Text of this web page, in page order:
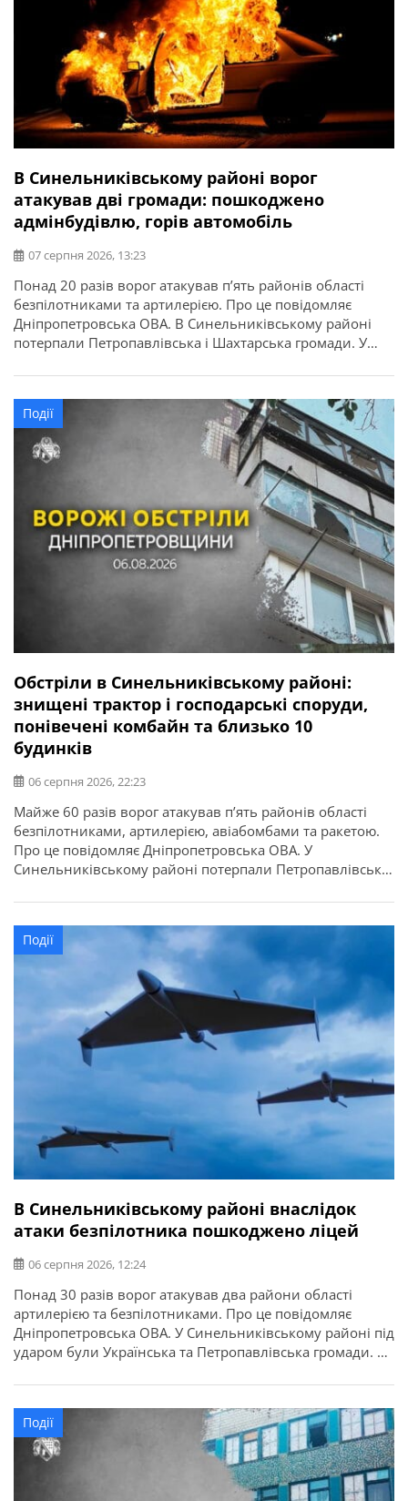
В Синельниківському районі ворог
атакував дві громади: пошкоджено
адмінбудівлю, горів автомобіль
07 серпня 2026, 13:23
Понад 20 разів ворог атакував п’ять районів області
безпілотниками та артилерією. Про це повідомляє
Дніпропетровська ОВА. В Синельниківському районі
потерпали Петропавлівська і Шахтарська громади. У
авто. У Шахтарській громаді пошкоджено
адміністративну будівлю. Люди не постраждали.
Події
Обстріли в Синельниківському районі:
знищені трактор і господарські споруди,
понівечені комбайн та близько 10
будинків
06 серпня 2026, 22:23
Майже 60 разів ворог атакував п’ять районів області
безпілотниками, артилерією, авіабомбами та ракетою.
Про це повідомляє Дніпропетровська ОВА. У
Синельниківському районі потерпали Петропавлівська,
господарські споруди. Понівечені комбайн та з десяток
приватних будинків. У Петропавлівській громаді через
атаку БпЛА сталася пожежа. Пошкоджені трактор і
комбайн. В Українській громаді через удар […]
Події
В Синельниківському районі внаслідок
атаки безпілотника пошкоджено ліцей
06 серпня 2026, 12:24
Понад 30 разів ворог атакував два райони області
артилерією та безпілотниками. Про це повідомляє
Дніпропетровська ОВА. У Синельниківському районі під
ударом були Українська та Петропавлівська громади. В
ліцей. По Петропавлівській громаді вдарили FPV-
дроном.
Події